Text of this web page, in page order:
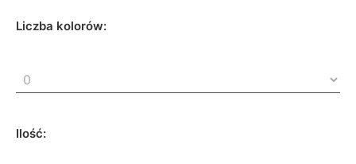
Liczba kolorów:
Ilość: